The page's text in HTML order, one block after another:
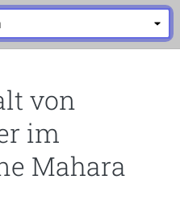
von
im
Mahara